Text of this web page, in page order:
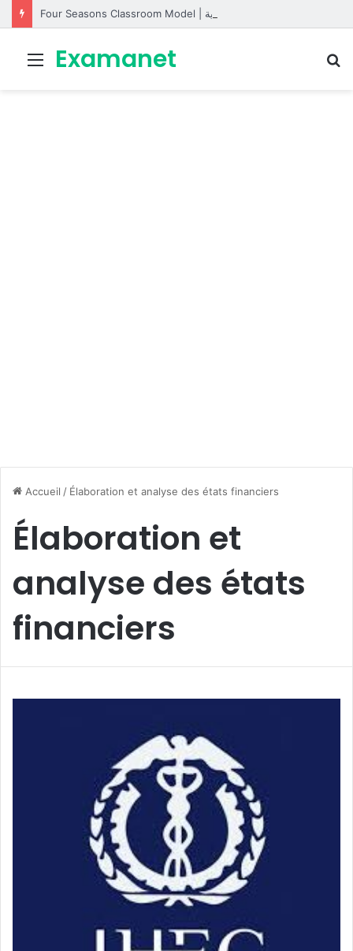
Menu
Examanet
Accueil / Élaboration et analyse des états financiers
Élaboration et
analyse des états
financiers